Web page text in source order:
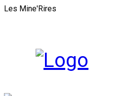
Les Mine'Rires